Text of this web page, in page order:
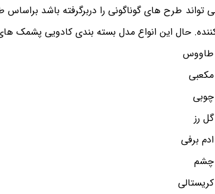
طرح های گوناگونی را دربرگرفته باشد
حال این انواع مدل بسته بندی کادویی پشمک های
طاووس
رز
برفی
چشم